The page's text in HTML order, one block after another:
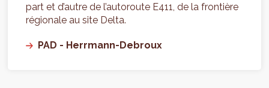
part et d’autre de l’autoroute E411, de la frontière
régionale au site Delta.
PAD - Herrmann-Debroux